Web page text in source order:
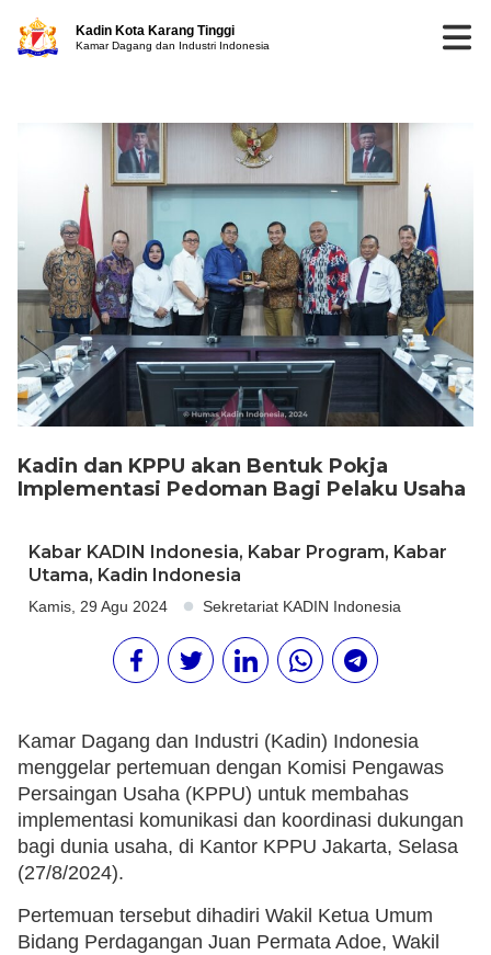
Kadin Kota Karang Tinggi
Kamar Dagang dan Industri Indonesia
Kadin dan KPPU akan Bentuk Pokja
Implementasi Pedoman Bagi Pelaku Usaha
Kabar KADIN Indonesia, Kabar Program, Kabar
Utama, Kadin Indonesia
Kamis, 29 Agu 2024 Sekretariat KADIN Indonesia
Kamar Dagang dan Industri (Kadin) Indonesia
menggelar pertemuan dengan Komisi Pengawas
Persaingan Usaha (KPPU) untuk membahas
implementasi komunikasi dan koordinasi dukungan
bagi dunia usaha, di Kantor KPPU Jakarta, Selasa
(27/8/2024).
Pertemuan tersebut dihadiri Wakil Ketua Umum
Bidang Perdagangan Juan Permata Adoe, Wakil